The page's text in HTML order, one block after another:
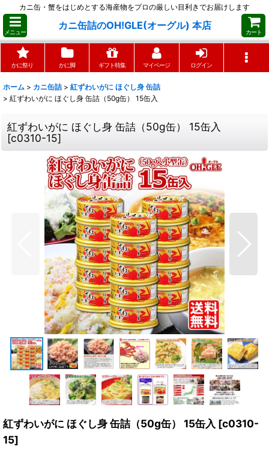
カニ缶・蟹をはじめとする海産物をプロの厳しい目利きでお届けします
メニュー
カニ缶詰のOH!GLE(オーグル) 本店
カート
かに祭り かに脚 ギフト特集 マイページ ログイン
ホーム > カニ缶詰 > 紅ずわいがに ほぐし身 缶詰
> 紅ずわいがに ほぐし身 缶詰（50g缶） 15缶入
紅ずわいがに ほぐし身 缶詰（50g缶） 15缶入
[c0310-15]
紅ずわいがに ほぐし身 缶詰（50g缶） 15缶入 [c0310-
15]